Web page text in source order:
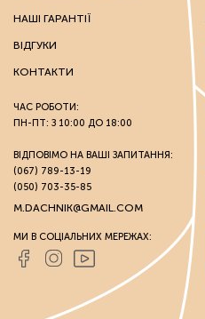
НАШІ ГАРАНТІЇ
ВІДГУКИ
КОНТАКТИ
ЧАС РОБОТИ:
ПН-ПТ: З 10:00 ДО 18:00
ВІДПОВІМО НА ВАШІ ЗАПИТАННЯ:
(067) 789-13-19
(050) 703-35-85
M.DACHNIK@GMAIL.COM
МИ В СОЦІАЛЬНИХ МЕРЕЖАХ: